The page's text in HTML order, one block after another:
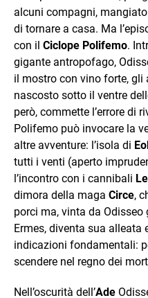
alcuni compagni,
di tornare a casa. Ma
con il Ciclope Polifemo.
gigante antropofago,
il mostro con vino forte, gli
nascosto sotto il ventre
però, commette l’errore di
Polifemo può invocare la
altre avventure: l’isola di
tutti i venti (aperto
l’incontro con i cannibali
dimora della maga Circe,
porci ma, vinta da Odisseo
Ermes, diventa sua alleata
indicazioni fondamentali:
scendere nel regno dei
Nell’oscurità dell’Ade